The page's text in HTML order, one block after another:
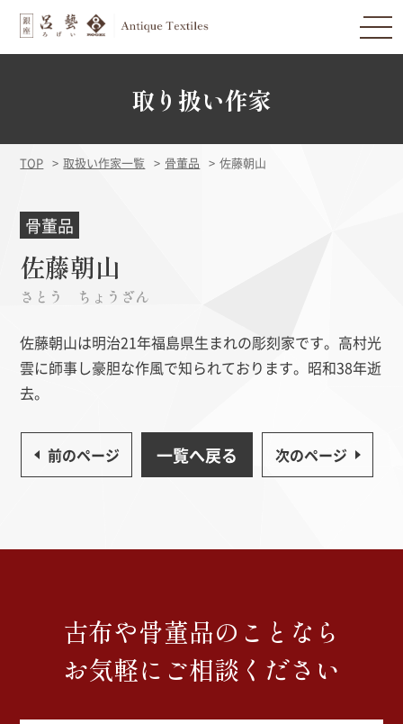
取り扱い作家
TOP 取扱い作家一覧 骨董品 佐藤朝山
骨董品
佐藤朝山
さとう ちょうざん
佐藤朝山は明治21年福島県生まれの彫刻家です。高村光
雲に師事し豪胆な作風で知られております。昭和38年逝
去。
前のページ 一覧へ戻る 次のページ
古布や骨董品のことなら
お気軽にご相談ください